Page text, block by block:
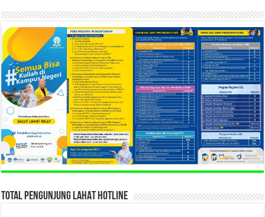
TOTAL PENGUNJUNG LAHAT HOTLINE